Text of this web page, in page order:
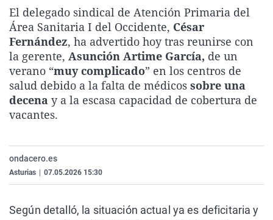
La rosa de los vientos
Gente viajera
Como el perro y el
Caso
Retornados
Equipo de
Operación Viuda
Extremadura
Galicia
La Rioja
Navarra
País Vasco
Virales
Televisión
Elecciones
El delegado sindical de Atención Primaria del
Área Sanitaria I del Occidente, César
Fernández, ha advertido hoy tras reunirse con
la gerente, Asunción Artime García, de un
verano “muy complicado” en los centros de
salud debido a la falta de médicos sobre una
decena y a la escasa capacidad de cobertura de
vacantes.
ondacero.es
Asturias 07.05.2026 15:30
Según detalló, la situación actual ya es deficitaria y